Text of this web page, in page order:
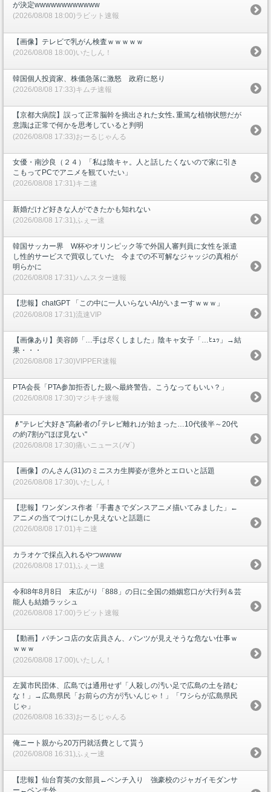
が決定wwwwwwwwwwww
(2026/08/08 18:00)ラビット速報
【画像】テレビで乳がん検査ｗｗｗｗｗ
(2026/08/08 18:00)いたしん！
韓国個人投資家、株価急落に激怒 政府に怒り
(2026/08/08 17:33)キムチ速報
【京都大病院】誤って正常脳幹を摘出された女性､重篤な植物状態だが
意識は正常で何かを思考していると判明
(2026/08/08 17:33)おーるじゃんる
女優・南沙良（２４）「私は陰キャ。人と話したくないので家に引き
こもってPCでアニメを観ていたい」
(2026/08/08 17:31)キニ速
新婚だけど好きな人ができたかも知れない
(2026/08/08 17:31)ふぇー速
韓国サッカー界 W杯やオリンピック等で外国人審判員に女性を派遣
し性的サービスで買収していた 今までの不可解なジャッジの真相が
明らかに
(2026/08/08 17:31)ハムスター速報
【悲報】chatGPT 「この中に一人いらないAIがいまーすｗｗｗ」
(2026/08/08 17:31)流速VIP
【画像あり】美容師「…手は尽くしました」陰キャ女子「…ﾋｭｯ」→結
果・・・
(2026/08/08 17:30)VIPPER速報
PTA会長「PTA参加拒否した親へ最終警告。こうなってもいい？」
(2026/08/08 17:30)マジキチ速報
👴"テレビ大好き"高齢者の｢テレビ離れ｣が始まった…10代後半～20代
の約7割が"ほぼ見ない"
(2026/08/08 17:30)痛いニュース(ﾉ∀`)
【画像】のんさん(31)のミニスカ生脚姿が意外とエロいと話題
(2026/08/08 17:30)いたしん！
【悲報】ワンダンス作者「手書きでダンスアニメ描いてみました」←
アニメの当てつけにしか見えないと話題に
(2026/08/08 17:01)キニ速
カラオケで採点入れるやつwwww
(2026/08/08 17:01)ふぇー速
令和8年8月8日 末広がり「888」の日に全国の婚姻窓口が大行列＆芸
能人も結婚ラッシュ
(2026/08/08 17:00)ラビット速報
【動画】パチンコ店の女店員さん、パンツが見えそうな危ない仕事ｗ
ｗｗｗ
(2026/08/08 17:00)いたしん！
左翼市民団体、広島では通用せず「人殺しの汚い足で広島の土を踏む
な！」→広島県民「お前らの方が汚いんじゃ！」「ワシらが広島県民
じゃ」
(2026/08/08 16:33)おーるじゃんる
俺ニート親から20万円就活費として貰う
(2026/08/08 16:31)ふぇー速
【悲報】仙台育英の女部員←ベンチ入り 強豪校のジャガイモダンサ
ー←ベンチ外